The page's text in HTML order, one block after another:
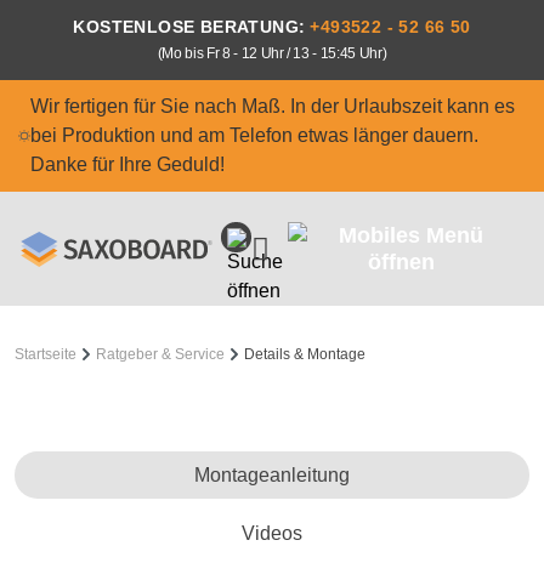
Zum Hauptinhalt springen
KOSTENLOSE BERATUNG: +493522 - 52 66 50
(Mo bis Fr 8 - 12 Uhr / 13 - 15:45 Uhr)
Wir fertigen für Sie nach Maß. In der Urlaubszeit kann es
bei Produktion und am Telefon etwas länger dauern.
Danke für Ihre Geduld!
Startseite Ratgeber & Service Details & Montage
Montageanleitung
Videos